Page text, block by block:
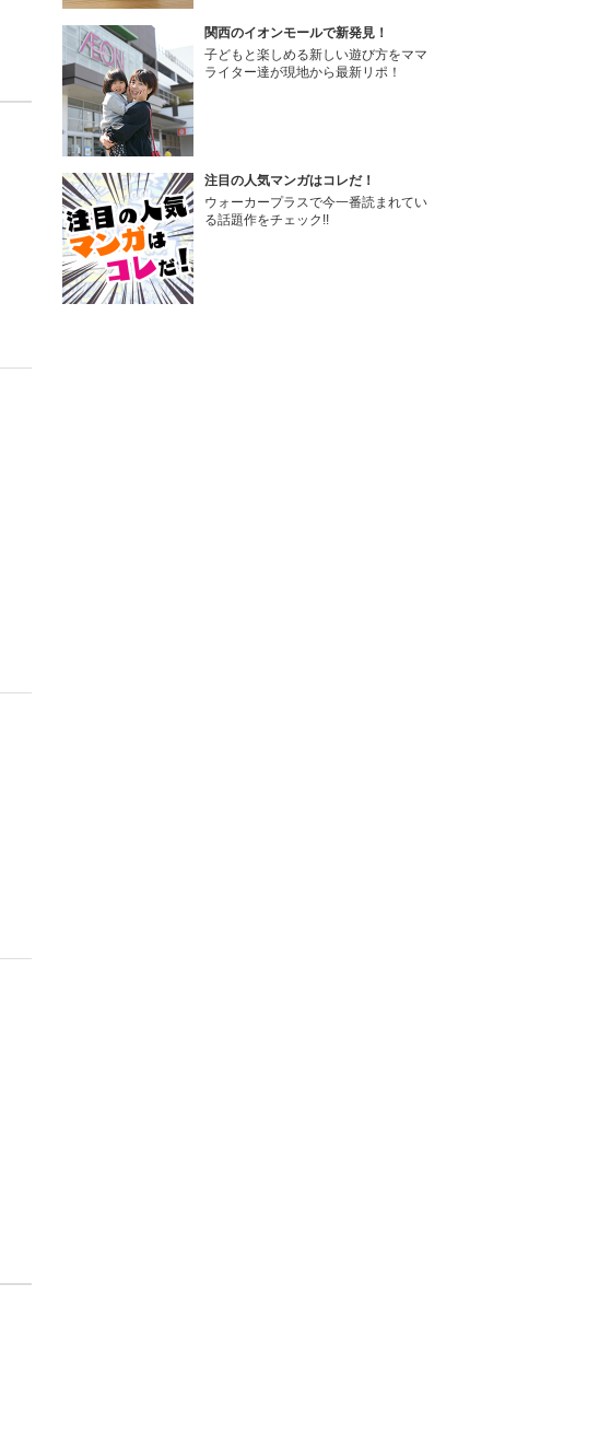
関西のイオンモールで新発見！
子どもと楽しめる新しい遊び方をママ
ライター達が現地から最新リポ！
注目の人気マンガはコレだ！
ウォーカープラスで今一番読まれてい
る話題作をチェック!!